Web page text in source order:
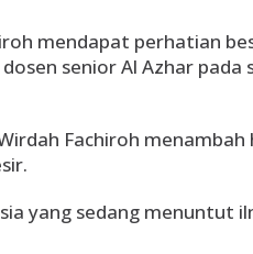
mendapat perhatian
senior Al Azhar pada
Fachiroh menambah
yang sedang menuntut